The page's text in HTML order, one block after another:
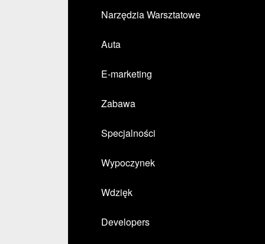
Narzędzia Warsztatowe
Auta
E-marketing
Zabawa
Specjalności
Wypoczynek
Wdzięk
Developers